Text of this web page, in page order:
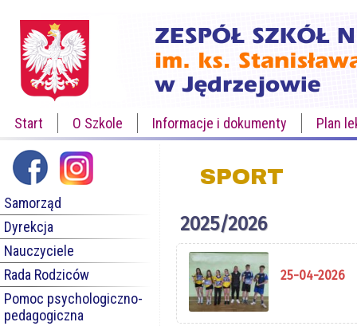
Start O Szkole Informacje i dokumenty Plan
Samorząd
Dyrekcja
Nauczyciele
Rada Rodziców
Pomoc psychologiczno-
pedagogiczna
SPORT
2025/2026
25-04-2026